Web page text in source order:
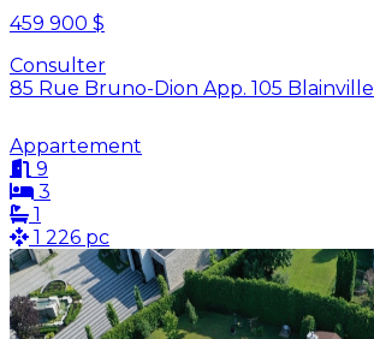
459 900 $
Consulter
85 Rue Bruno-Dion App. 105 Blainville
Appartement
9
3
1
1 226 pc